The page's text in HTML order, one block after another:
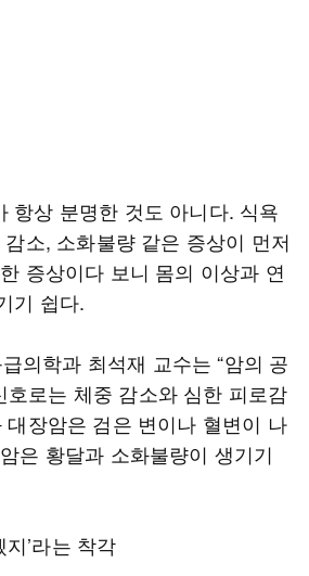
항상 분명한 것도 아니다. 식욕
소, 소화불량 같은 증상이 먼저
증상이다 보니 몸의 이상과 연
기 쉽다.
의학과 최석재 교수는 “암의 공
호로는 체중 감소와 심한 피로감
대장암은 검은 변이나 혈변이 나
은 황달과 소화불량이 생기기
’라는 착각